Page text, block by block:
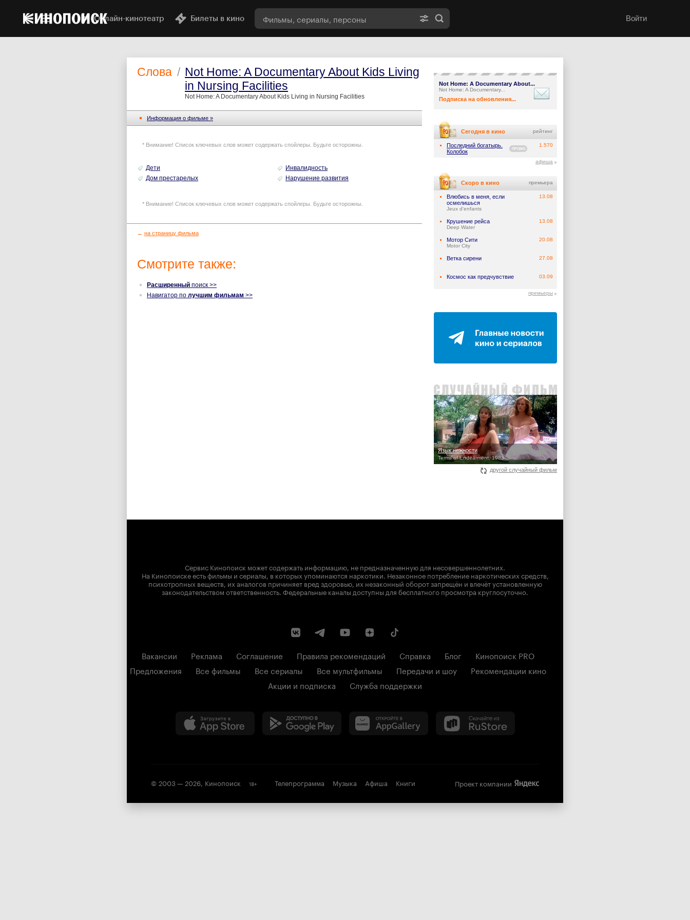
Онлайн-кинотеатр Билеты в кино Войти
Слова / Not Home: A Documentary About Kids Living
in Nursing Facilities
Not Home: A Documentary About Kids Living in Nursing Facilities
Информация o фильме »
* Внимание! Список ключевых слов может содержать спойлеры. Будьте осторожны.
Дети
Дом престарелых
Инвалидность
Нарушение развития
* Внимание! Список ключевых слов может содержать спойлеры. Будьте осторожны.
← на страницу фильма
Смотрите также:
Расширенный поиск >>
Навигатор по лучшим фильмам >>
Not Home: A Documentary About...
Not Home: A Documentary...
Подписка на обновления...
Сегодня в кино рейтинг
Последний богатырь.
Колобок
ПРОМО
1.570
афиша
Скоро в кино премьера
Влюбись в меня, если
осмелишься
Jeux d'enfants
13.08
Крушение рейса
Deep Water
13.08
Мотор Сити
Motor City
20.08
Ветка сирени 27.08
Космос как предчувствие 03.09
премьеры
Язык нежности
Terms of Endearment, 1983
другой случайный фильм
Сервис Кинопоиск может содержать информацию, не предназначенную для несовершеннолетних.
На Кинопоиске есть фильмы и сериалы, в которых упоминаются наркотики. Незаконное потребление наркотических средств,
психотропных веществ, их аналогов причиняет вред здоровью, их незаконный оборот запрещён и влечёт установленную
законодательством ответственность. Федеральные каналы доступны для бесплатного просмотра круглосуточно.
Вакансии Реклама Соглашение Правила рекомендаций Справка Блог
Кинопоиск PRO
Предложения
Все фильмы Все сериалы Все мультфильмы Передачи и шоу
Рекомендации кино
Акции и подписка
Служба поддержки
© 2003 — 2026, Кинопоиск 18+ Телепрограмма Музыка Афиша Книги Проект компании